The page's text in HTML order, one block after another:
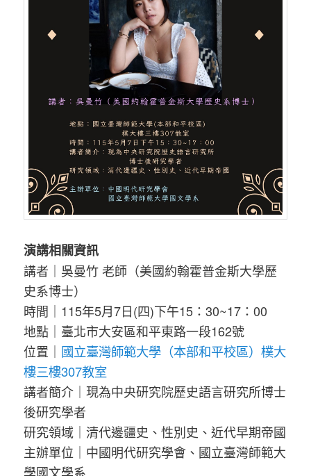
演講相關資訊
講者｜吳曼竹 老師（美國約翰霍普金斯大學歷
史系博士）
時間｜115年5月7日(四)下午15：30~17：00
地點｜臺北市大安區和平東路一段162號
位置｜ 國立臺灣師範大學（本部和平校區）樸大
樓三樓307教室
講者簡介｜現為中央研究院歷史語言研究所博士
後研究學者
研究領域｜清代邊疆史、性別史、近代早期帝國
主辦單位｜中國明代研究學會、國立臺灣師範大
學國文學系